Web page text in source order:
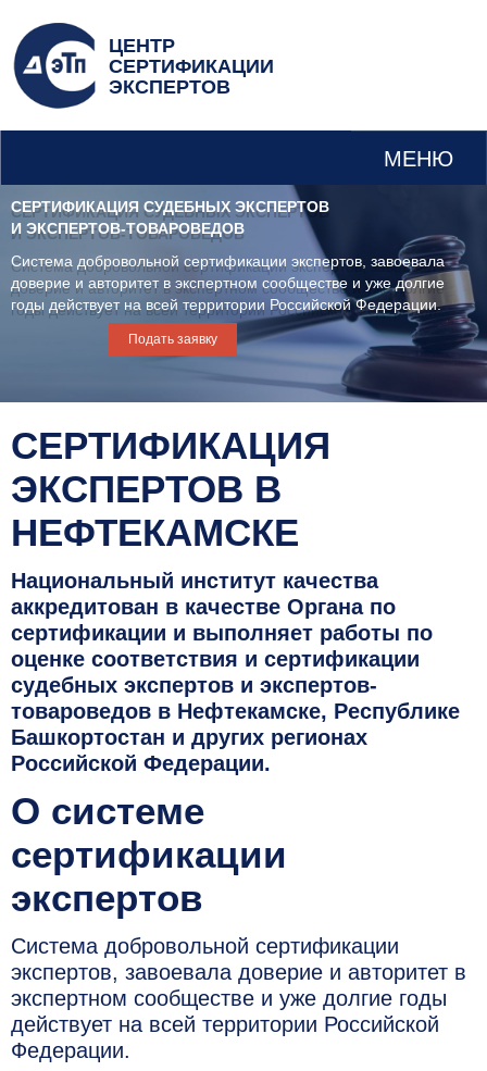
ЦЕНТР
СЕРТИФИКАЦИИ
ЭКСПЕРТОВ
МЕНЮ
СЕРТИФИКАЦИЯ СУДЕБНЫХ ЭКСПЕРТОВ
И ЭКСПЕРТОВ-ТОВАРОВЕДОВ
Система добровольной сертификации экспертов, завоевала
доверие и авторитет в экспертном сообществе и уже долгие
годы действует на всей территории Российской Федерации.
Подать заявку
СЕРТИФИКАЦИЯ
ЭКСПЕРТОВ В
НЕФТЕКАМСКЕ
Национальный институт качества
аккредитован в качестве Органа по
сертификации и выполняет работы по
оценке соответствия и сертификации
судебных экспертов и экспертов-
товароведов в Нефтекамске, Республике
Башкортостан и других регионах
Российской Федерации.
О системе
сертификации
экспертов
Система добровольной сертификации
экспертов, завоевала доверие и авторитет в
экспертном сообществе и уже долгие годы
действует на всей территории Российской
Федерации.